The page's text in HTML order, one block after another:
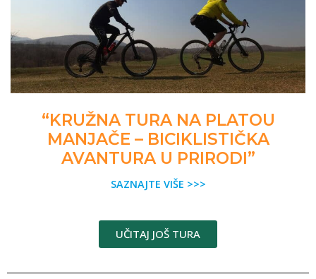
“KRUŽNA TURA NA PLATOU
MANJAČE – BICIKLISTIČKA
AVANTURA U PRIRODI”
SAZNAJTE VIŠE >>>
UČITAJ JOŠ TURA